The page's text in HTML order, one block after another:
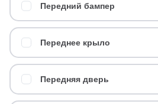
Передний бампер
Переднее крыло
Передняя дверь